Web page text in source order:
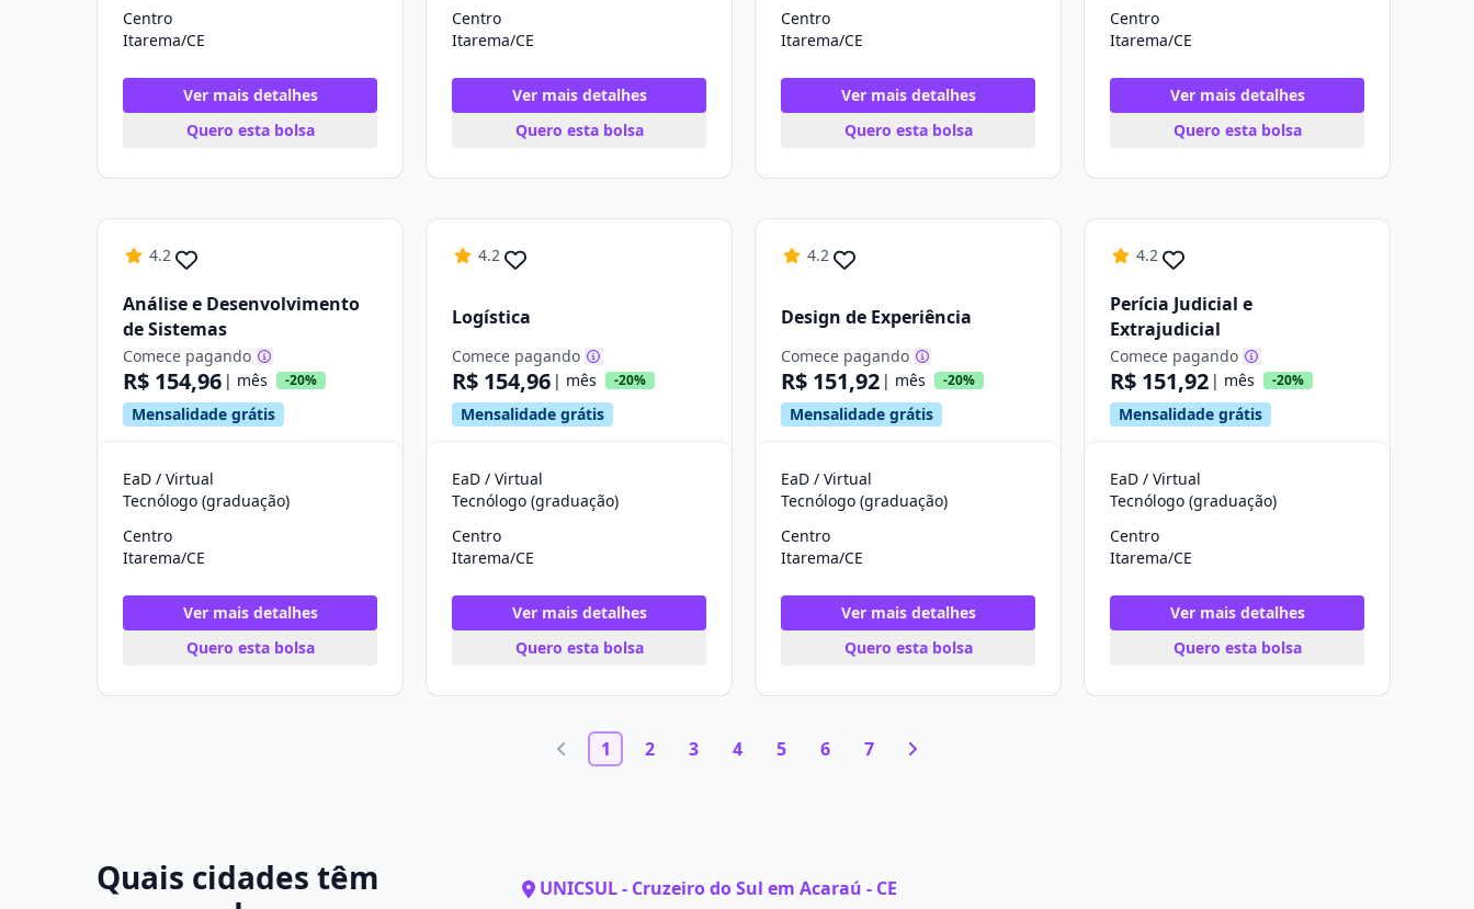
Centro
Itarema/CE
Ver mais detalhes
Quero esta bolsa
Centro
Itarema/CE
Ver mais detalhes
Quero esta bolsa
Centro
Itarema/CE
Ver mais detalhes
Quero esta bolsa
Centro
Itarema/CE
Ver mais detalhes
Quero esta bolsa
4.2
Análise e Desenvolvimento
de Sistemas
Comece pagando
R$ 154,96 | mês -20%
Mensalidade grátis
EaD / Virtual
Tecnólogo (graduação)
Centro
Itarema/CE
Ver mais detalhes
Quero esta bolsa
4.2
Logística
Comece pagando
R$ 154,96 | mês -20%
Mensalidade grátis
EaD / Virtual
Tecnólogo (graduação)
Centro
Itarema/CE
Ver mais detalhes
Quero esta bolsa
4.2
Design de Experiência
Comece pagando
R$ 151,92 | mês -20%
Mensalidade grátis
EaD / Virtual
Tecnólogo (graduação)
Centro
Itarema/CE
Ver mais detalhes
Quero esta bolsa
4.2
Perícia Judicial e
Extrajudicial
Comece pagando
R$ 151,92 | mês -20%
Mensalidade grátis
EaD / Virtual
Tecnólogo (graduação)
Centro
Itarema/CE
Ver mais detalhes
Quero esta bolsa
1 2 3 4 5 6 7
Quais cidades têm
UNICSUL - Cruzeiro do Sul em Acaraú - CE